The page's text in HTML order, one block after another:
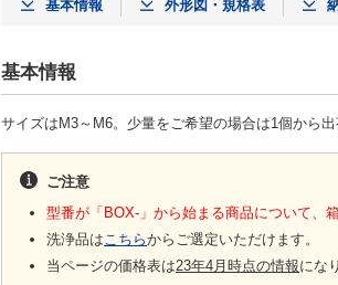
基本情報 外形図・規格表
基本情報
サイズはM3～M6。少量をご希望の場合は1個から出
ご注意
型番が「BOX-」から始まる商品について、
洗浄品はこちらからご選定いただけます。
当ページの価格表は23年4月時点の情報にな